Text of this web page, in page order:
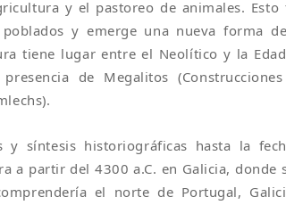
y el pastoreo de animales. Esto
y emerge una nueva forma
tiene lugar entre el Neolítico y la
de Megalitos
y síntesis historiográficas hasta la
a partir del 4300 a.C. en Galicia, donde
el norte de Portugal,